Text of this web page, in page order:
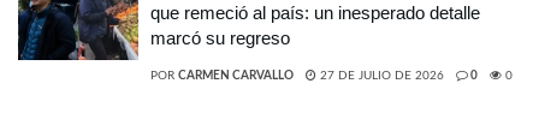
que remeció al país: un inesperado detalle
marcó su regreso
POR CARMEN CARVALLO 27 DE JULIO DE 2026 0 0